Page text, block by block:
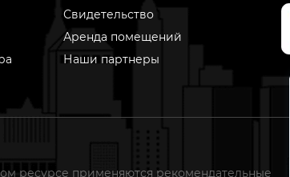
Свидетельство
Аренда помещений
Наши партнеры
ресурсе применяются рекомендательные